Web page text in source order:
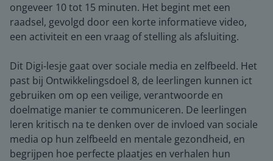
ongeveer 10 tot 15 minuten. Het begint met een
raadsel, gevolgd door een korte informatieve video,
een activiteit en een vraag of stelling als afsluiting.
Dit Digi-lesje gaat over sociale media en zelfbeeld. Het
past bij Ontwikkelingsdoel 8, de leerlingen kunnen ict
gebruiken om op een veilige, verantwoorde en
doelmatige manier te communiceren. De leerlingen
leren kritisch na te denken over de invloed van sociale
media op hun zelfbeeld en mentale gezondheid, en
begrijpen hoe perfecte plaatjes en verhalen hun